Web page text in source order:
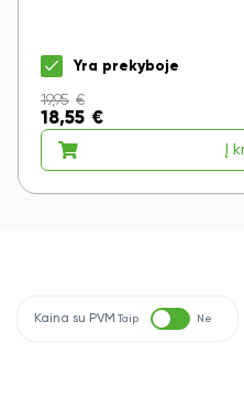
Yra prekyboje
19,95 €
18,55 €
Į
Kaina su PVM Taip Ne